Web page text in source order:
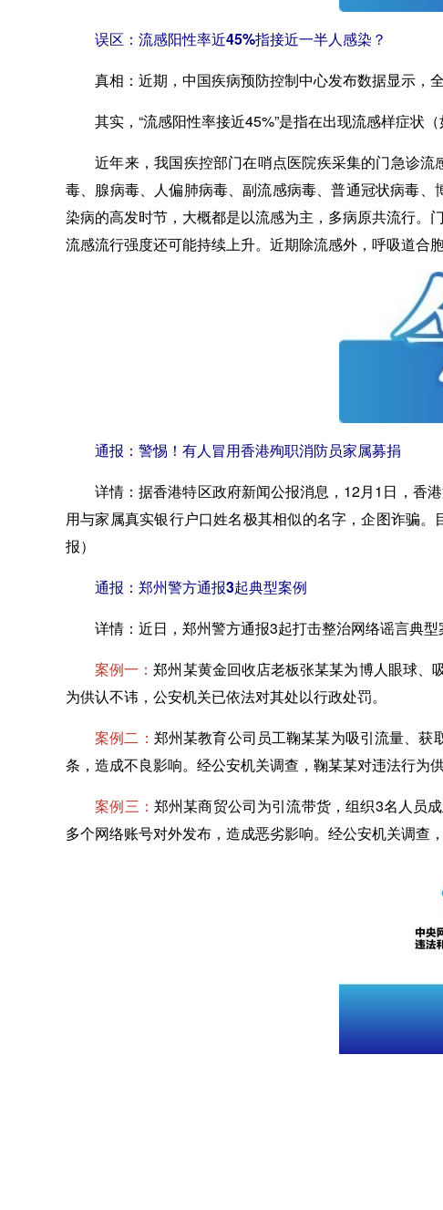
误区：流感阳性率近45%指接近一半人感染？
真相： 近期，中国疾病预防控制中心发布数据显示，
其实，“流感阳性率接近45%”是指在出现流感样症状（
近年来，我国疾控部门在哨点医院疾采集的门急诊流
毒、腺病毒、人偏肺病毒、副流感病毒、普通冠状病毒
染病的高发时节，大概都是以流感为主，多病原共流行。
流感流行强度还可能持续上升。近期除流感外，呼吸道合
通报：警惕！有人冒用香港殉职消防员家属募捐
详情：据香港特区政府新闻公报消息，12月1日，香
用与家属真实银行户口姓名极其相似的名字，企图诈骗
报）
通报：郑州警方通报3起典型案例
详情： 近日，郑州警方通报3起打击整治网络谣言典型
案例一：郑州某黄金回收店老板张某某为博人眼球、
为供认不讳，公安机关已依法对其处以行政处罚。
案例二： 郑州某教育公司员工鞠某某为吸引流量、获
条，造成不良影响。经公安机关调查，鞠某某对违法行为
案例三： 郑州某商贸公司为引流带货，组织3名人员
多个网络账号对外发布，造成恶劣影响。经公安机关调查